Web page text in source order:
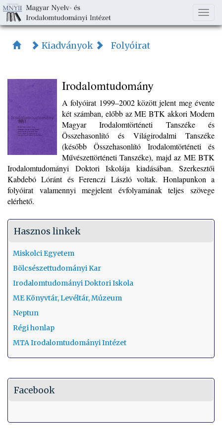
Kiadványok Folyóirat
Irodalomtudomány
A folyóirat 1999–2002 között jelent meg évente
két számban, előbb az ME BTK akkori Modern
Magyar Irodalomtörténeti Tanszéke és
Összehasonlító és Világirodalmi Tanszéke
(később Összehasonlító Irodalomtörténeti és
Művészettörténeti Tanszéke), majd az ME BTK
Irodalomtudományi Doktori Iskolája kiadásában. Szerkesztői
Kabdebó Lóránt és Ferenczi László voltak. Honlapunkon a
folyóirat valamennyi megjelent évfolyamának teljes szövege
elérhető.
Hasznos linkek
Miskolci Egyetem
Bölcsészettudományi Kar
Irodalomtudományi Doktori Iskola
ME Könyvtár, Levéltár, Múzeum
Neptun
Régi honlap
MTA Irodalomtudományi Intézet
Facebook